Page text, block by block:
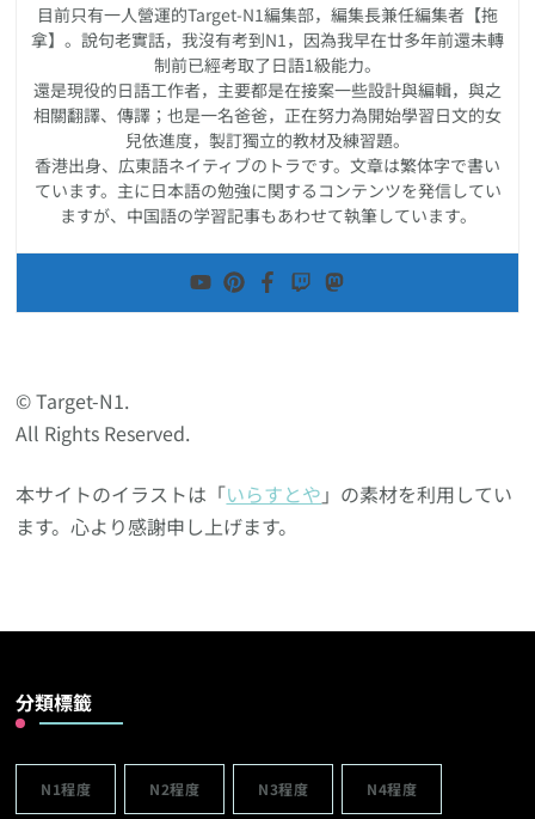
目前只有一人營運的Target-N1編集部，編集長兼任編集者【拖
拿】。說句老實話，我沒有考到N1，因為我早在廿多年前還未轉
制前已經考取了日語1級能力。
還是現役的日語工作者，主要都是在接案一些設計與編輯，與之
相關翻譯、傳譯；也是一名爸爸，正在努力為開始學習日文的女
兒依進度，製訂獨立的教材及練習題。
香港出身、広東語ネイティブのトラです。文章は繁体字で書い
ています。主に日本語の勉強に関するコンテンツを発信してい
ますが、中国語の学習記事もあわせて執筆しています。
© Target-N1.
All Rights Reserved.
本サイトのイラストは「いらすとや 」の素材を利用してい
ます。心より感謝申し上げます。
分類標籤
N1程度 N2程度 N3程度 N4程度